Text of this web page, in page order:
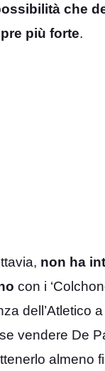
che
più forte.
non ha
con i
dell’Atletico
vendere De
almeno